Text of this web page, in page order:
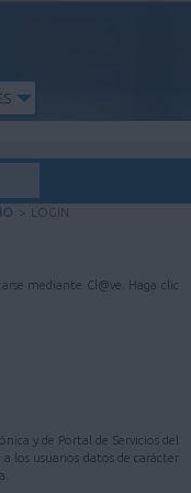
> LOGIN
mediante Cl@ve. Haga clic
y de Portal de Servicios del
los usuarios datos de carácter